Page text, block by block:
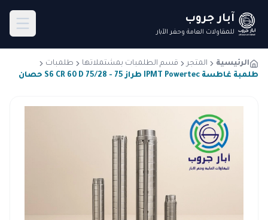
آبار جروب
للمقاولات العامة وحفر الآبار
الرئيسية المتجر قسم الطلمبات بمشتملاتها
طلمبات
طلمبة غاطسة IPMT Powertec طراز S6 CR 60 D 75/28 - 75 حصان